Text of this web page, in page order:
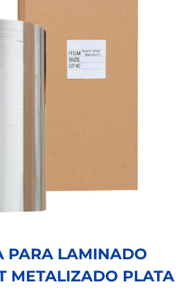
PARA LAMINADO
METALIZADO PLATA